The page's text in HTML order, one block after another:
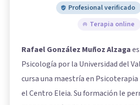
Profesional verificado
Terapia online
Rafael González Muñoz Alzaga
Psicología por la Universidad del
cursa una maestría en
el Centro Eleia. Su formación le